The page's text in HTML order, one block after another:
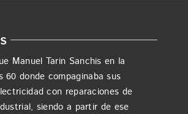
Manuel Tarin Sanchis en la
60 donde compaginaba sus
con reparaciones de
siendo a partir de ese